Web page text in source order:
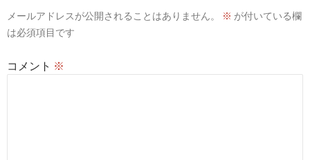
ン
メールアドレスが公開されることはありません。 ※ が付いている欄
は必須項目です
コメント ※